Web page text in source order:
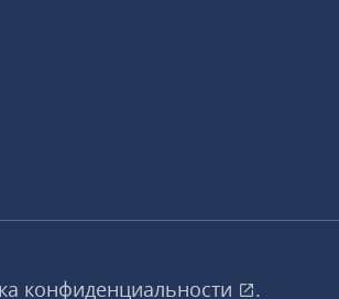
конфиденциальности .